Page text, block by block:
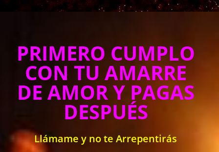
PRIMERO CUMPLO
CON TU AMARRE
DE AMOR Y PAGAS
DESPUÉS
Llámame y no te Arrepentirás